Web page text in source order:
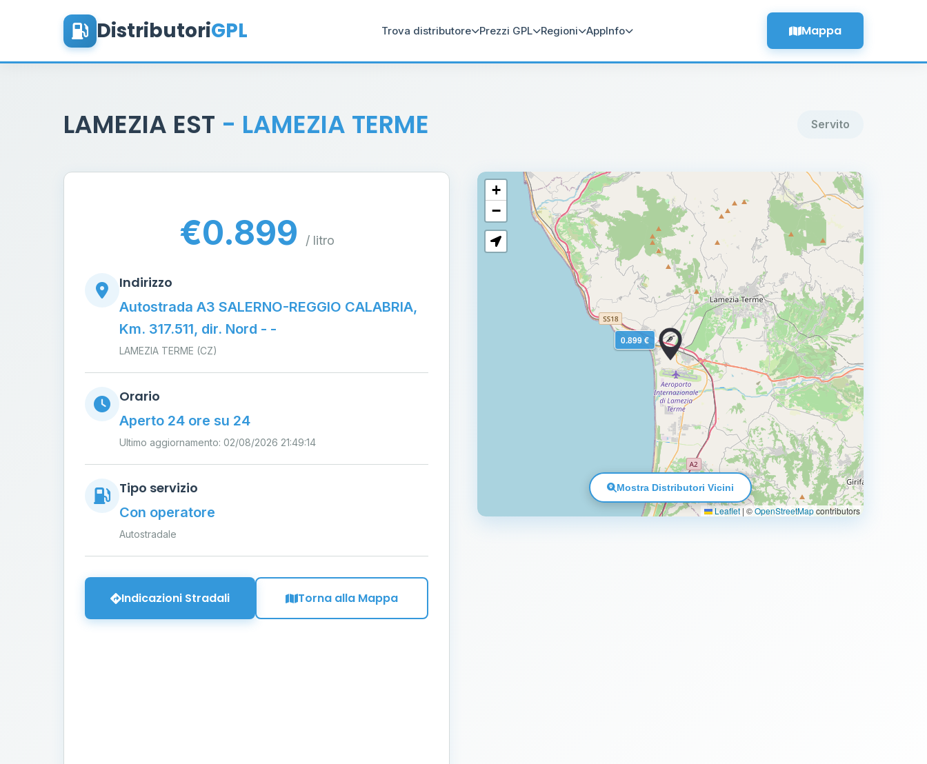
DistributoriGPL Trova distributore Prezzi GPL Regioni AppInfo Mappa
LAMEZIA EST - LAMEZIA TERME Servito
€0.899 / litro
Indirizzo
Autostrada A3 SALERNO-REGGIO CALABRIA,
Km. 317.511, dir. Nord - -
LAMEZIA TERME (CZ)
Orario
Aperto 24 ore su 24
Ultimo aggiornamento: 02/08/2026 21:49:14
Tipo servizio
Con operatore
Autostradale
Indicazioni Stradali Torna alla Mappa
0.899 €
+
−
Leaflet | ©OpenStreetMapcontributors
Mostra Distributori Vicini